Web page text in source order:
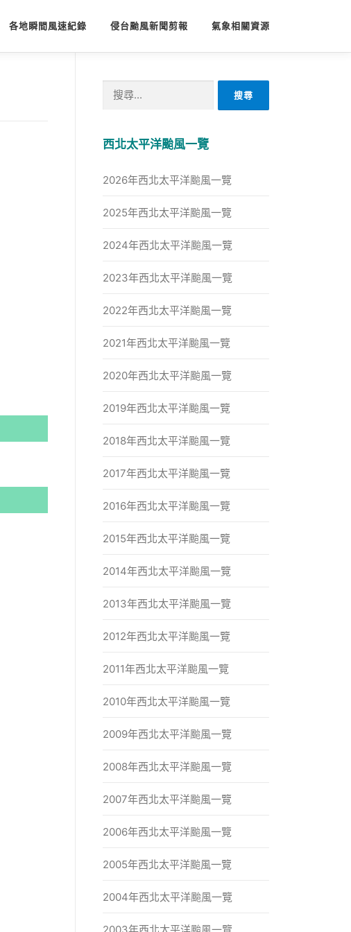
各地瞬間風速紀錄 侵台颱風新聞剪報 氣象相關資源
字:
西北太平洋颱風一覽
2026年西北太平洋颱風一覽
2025年西北太平洋颱風一覽
2024年西北太平洋颱風一覽
2023年西北太平洋颱風一覽
2022年西北太平洋颱風一覽
2021年西北太平洋颱風一覽
2020年西北太平洋颱風一覽
2019年西北太平洋颱風一覽
2018年西北太平洋颱風一覽
2017年西北太平洋颱風一覽
2016年西北太平洋颱風一覽
2015年西北太平洋颱風一覽
2014年西北太平洋颱風一覽
2013年西北太平洋颱風一覽
2012年西北太平洋颱風一覽
2011年西北太平洋颱風一覽
2010年西北太平洋颱風一覽
2009年西北太平洋颱風一覽
2008年西北太平洋颱風一覽
2007年西北太平洋颱風一覽
2006年西北太平洋颱風一覽
2005年西北太平洋颱風一覽
2004年西北太平洋颱風一覽